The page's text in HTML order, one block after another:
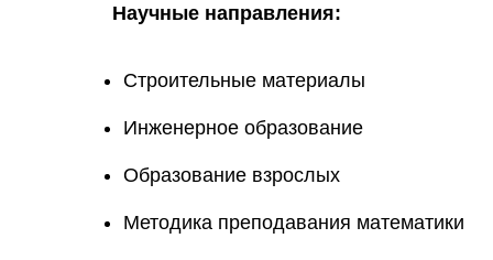
Научные направления:
Строительные материалы
Инженерное образование
Образование взрослых
Методика преподавания математики